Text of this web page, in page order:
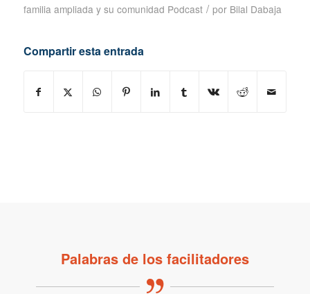
familia ampliada y su comunidad Podcast / por Bilal Dabaja
Compartir esta entrada
Palabras de los facilitadores